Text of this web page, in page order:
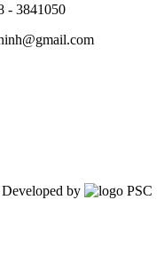
- 3841050
by